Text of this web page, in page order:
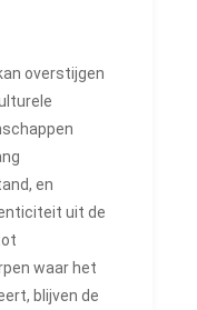
overstijgen
en
uit de
waar het
blijven de